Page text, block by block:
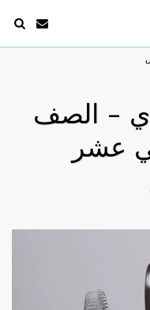
- الصف
عشر